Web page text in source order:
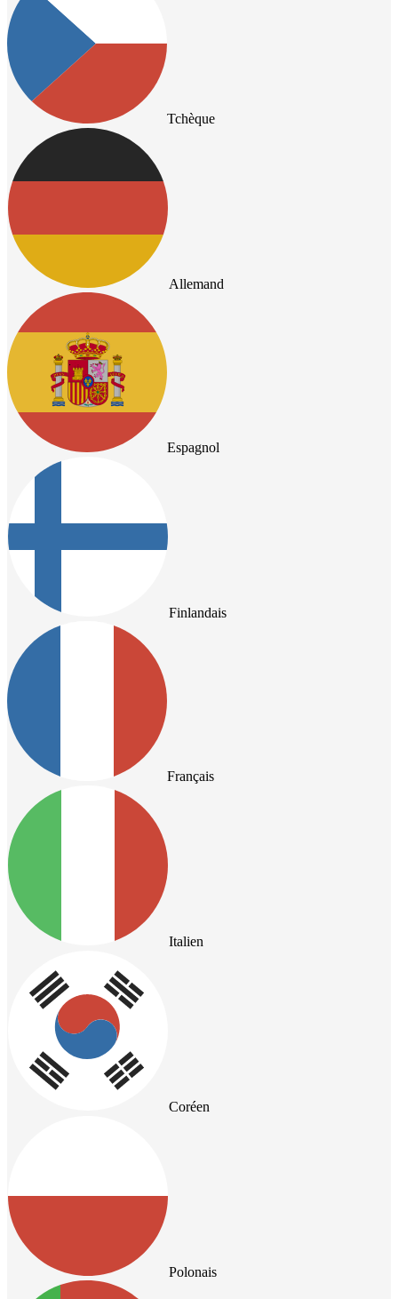
Tchèque
Allemand
Espagnol
Finlandais
Français
Italien
Coréen
Polonais